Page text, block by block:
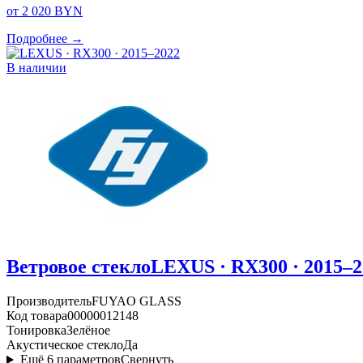
от 2 020 BYN
Подробнее →
В наличии
Ветровое стеклоLEXUS · RX300 ·
ПроизводительFUYAO GLASS
Код товара00000012148
ТонировкаЗелёное
Акустическое стеклоДа
Ещё 6 параметровСвернуть